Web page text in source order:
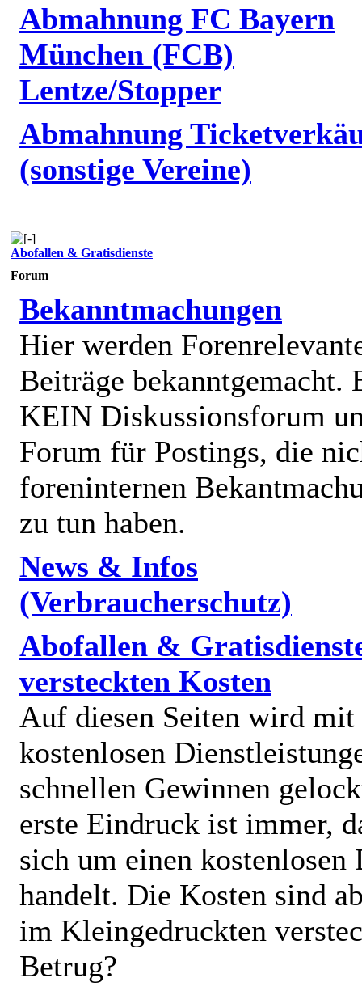
Abmahnung FC Bayern
München (FCB)
Lentze/Stopper
Abmahnung
(sonstige Vereine)
Abofallen & Gratisdienste
Forum
Bekanntmachungen
Hier werden
Beiträge bekanntgemacht.
KEIN Diskussionsforum
Forum für Postings, die
foreninternen
zu tun haben.
News & Infos
(Verbraucherschutz)
Abofallen &
versteckten Kosten
Auf diesen Seiten wird mit
kostenlosen
schnellen Gewinnen
erste Eindruck ist immer,
sich um einen kostenlosen
handelt. Die Kosten sind
im Kleingedruckten
Betrug?